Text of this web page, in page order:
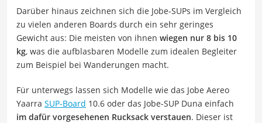
Darüber hinaus zeichnen sich die Jobe-SUPs im Vergleich
zu vielen anderen Boards durch ein sehr geringes
Gewicht aus: Die meisten von ihnen wiegen nur 8 bis 10
kg, was die aufblasbaren Modelle zum idealen Begleiter
zum Beispiel bei Wanderungen macht.
Für unterwegs lassen sich Modelle wie das Jobe Aereo
Yaarra SUP-Board 10.6 oder das Jobe-SUP Duna einfach
im dafür vorgesehenen Rucksack verstauen. Dieser ist